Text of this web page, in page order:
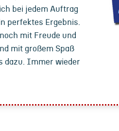
bei jedem Auftrag
perfektes Ergebnis.
mit Freude und
mit großem Spaß
dazu. Immer wieder